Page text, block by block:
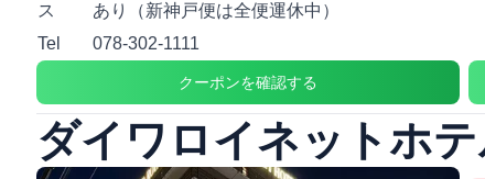
ス
あり（新神戸便は全便運休中）
Tel
078-302-1111
クーポンを確認する
ダイワロイネットホ